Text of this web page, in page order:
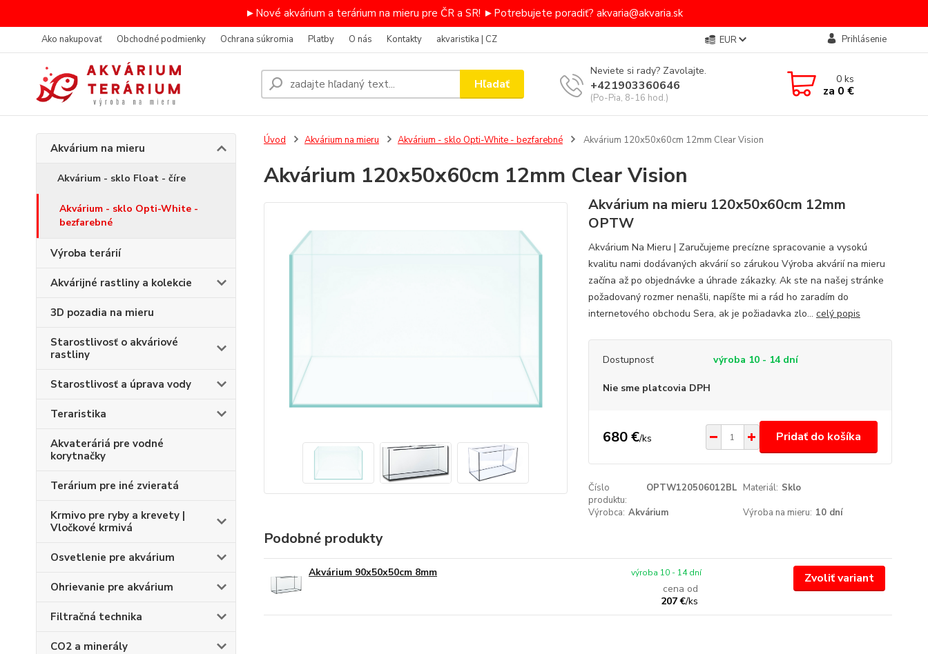
►Nové akvárium a terárium na mieru pre ČR a SR! ►Potrebujete poradiť? akvaria@akvaria.sk
Ako nakupovať Obchodné podmienky Ochrana súkromia Platby O nás Kontakty akvaristika | CZ EUR Prihlásenie
Hľadať
Neviete si rady? Zavolajte.
+421903360646
(Po-Pia, 8-16 hod.)
0ks
za 0 €
Akvárium na mieru
Akvárium - sklo Float - číre
Akvárium - sklo Opti-White -
bezfarebné
Výroba terárií
Akvárijné rastliny a kolekcie
3D pozadia na mieru
Starostlivosť o akváriové
rastliny
Starostlivosť a úprava vody
Teraristika
Akvateráriá pre vodné
korytnačky
Terárium pre iné zvieratá
Krmivo pre ryby a krevety |
Vločkové krmivá
Osvetlenie pre akvárium
Ohrievanie pre akvárium
Filtračná technika
CO2 a minerály
Úvod Akvárium na mieru Akvárium - sklo Opti-White - bezfarebné Akvárium 120x50x60cm 12mm Clear Vision
Akvárium 120x50x60cm 12mm Clear Vision
Akvárium na mieru 120x50x60cm 12mm
OPTW
Akvárium Na Mieru | Zaručujeme precízne spracovanie a vysokú
kvalitu nami dodávaných akvárií so zárukou Výroba akvárií na mieru
začína až po objednávke a úhrade zákazky. Ak ste na našej stránke
požadovaný rozmer nenašli, napíšte mi a rád ho zaradím do
internetového obchodu Sera, ak je požiadavka zlo... celý popis
Dostupnosť výroba 10 - 14 dní
Nie sme platcovia DPH
680 €/ks Pridať do košíka
Číslo
produktu:
OPTW120506012BL Materiál: Sklo
Výrobca: Akvárium Výroba na mieru: 10 dní
Podobné produkty
Akvárium 90x50x50cm 8mm
cena od
207 €/ks
výroba 10 - 14 dní Zvoliť variant